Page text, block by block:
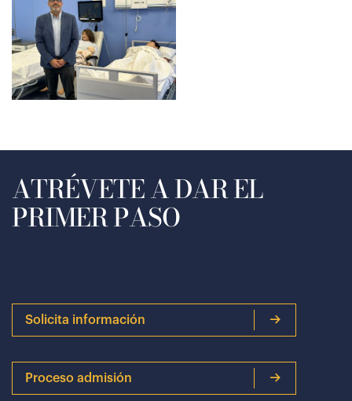
ATRÉVETE A DAR EL
PRIMER PASO
Solicita información
Proceso admisión